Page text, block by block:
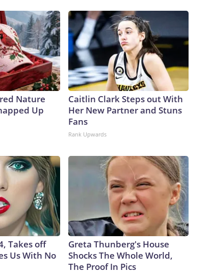
para los votantes.Este tipo de comentarios de
haga concesiones, no conviene dejar entrever
intermedias; eso perjudica la capacidad de
si Trump, en el fondo de su corazón, lo
pueda costarle a su partido en noviembre.Además,
que son ellos —y no la guerra ni el resto de sus
CNN-Wire™ & © 2026 Cable News
reserved.
Nature
Up
Caitlin Clark Steps out With
Her New Partner and Stuns
Fans
Rank Upwards
Takes off
Us With No
Greta Thunberg's House
Shocks The Whole World,
The Proof In Pics